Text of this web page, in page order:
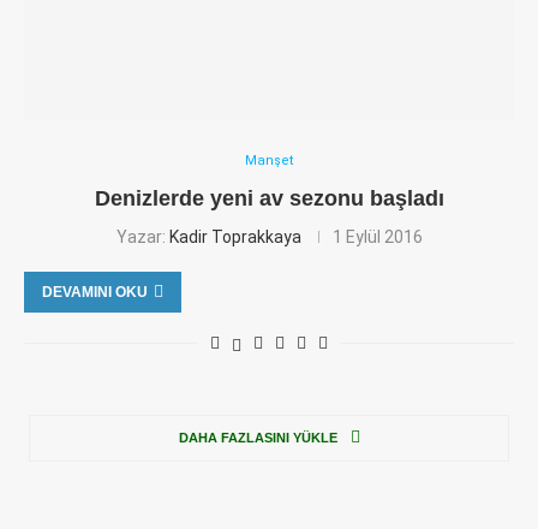
Manşet
Denizlerde yeni av sezonu başladı
Yazar: Kadir Toprakkaya 1 Eylül 2016
DEVAMINI OKU
DAHA FAZLASINI YÜKLE